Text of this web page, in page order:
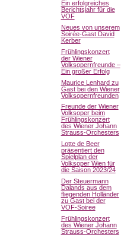
Ein erfolgreiches
Berichtsjahr für die
VOF
Neues von unserem
Soirée-Gast David
Kerber
Frühlingskonzert
der Wiener
Volksopernfreunde –
Ein großer Erfolg
Maurice Lenhard zu
Gast bei den Wiener
Volksopernfreunden
Freunde der Wiener
Volksoper beim
Frühlingskonzert
des Wiener Johann
Strauss-Orchesters
Lotte de Beer
präsentiert den
Spielplan der
Volksoper Wien für
die Saison 2023/24
Der Steuermann
Dalands aus dem
fliegenden Holländer
zu Gast bei der
VOF-Soiree
Frühlingskonzert
des Wiener Johann
Strauss-Orchesters